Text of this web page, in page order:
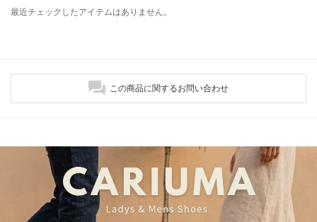
最近チェックしたアイテムはありません。
この商品に関するお問い合わせ